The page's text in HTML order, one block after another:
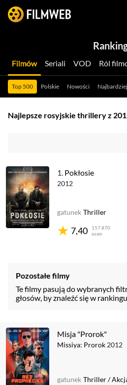
Filmów Seriali VOD Ról
Top 500 Polskie Nowości
Najlepsze rosyjskie thrillery z
1. Pokłosie
2012
7,40
157 870
ocen
gatunek Thriller
Pozostałe filmy
Te filmy pasują do wybranych
głosów, by znaleźć się w
Misja "Prorok"
Missiya: Prorok 2012
gatunek Thriller/